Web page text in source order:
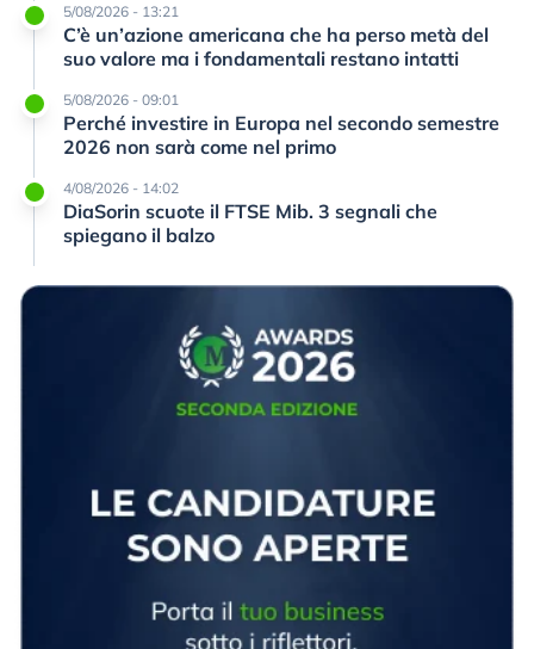
5/08/2026 - 13:21
C’è un’azione americana che ha perso metà del
suo valore ma i fondamentali restano intatti
5/08/2026 - 09:01
Perché investire in Europa nel secondo semestre
2026 non sarà come nel primo
4/08/2026 - 14:02
DiaSorin scuote il FTSE Mib. 3 segnali che
spiegano il balzo